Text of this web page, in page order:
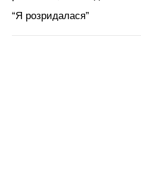
“Я розридалася”